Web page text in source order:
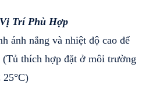
Trí Phù Hợp
ánh nắng và nhiệt độ cao để
(Tủ thích hợp đặt ở môi trường
25°C)